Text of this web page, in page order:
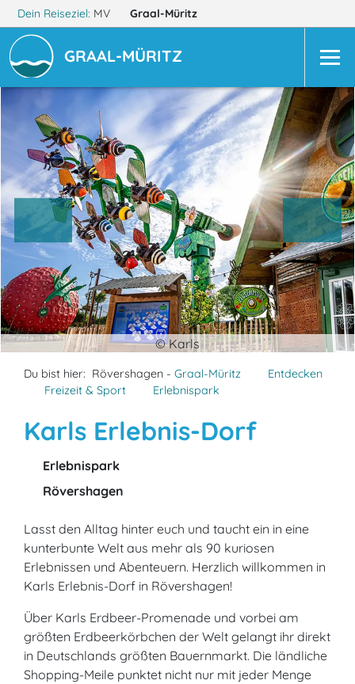
Dein Reiseziel: MV Graal-Müritz
GRAAL-MÜRITZ
© Karls
Du bist hier: Rövershagen - Graal-Müritz
Entdecken
Freizeit & Sport
Erlebnispark
Karls Erlebnis-Dorf
Erlebnispark
Rövershagen
Lasst den Alltag hinter euch und taucht ein in eine
kunterbunte Welt aus mehr als 90 kuriosen
Erlebnissen und Abenteuern. Herzlich willkommen in
Karls Erlebnis-Dorf in Rövershagen!
Über Karls Erdbeer-Promenade und vorbei am
größten Erdbeerkörbchen der Welt gelangt ihr direkt
in Deutschlands größten Bauernmarkt. Die ländliche
Shopping-Meile punktet nicht nur mit jeder Menge